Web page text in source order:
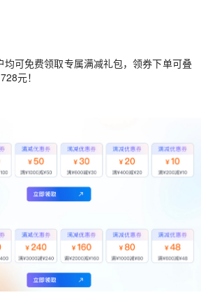
均可免费领取专属满减礼包，领券下单可叠
元！